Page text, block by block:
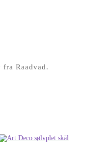
Raadvad.